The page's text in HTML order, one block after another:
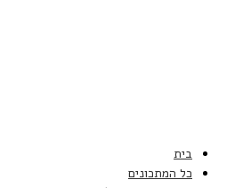
בית
כל המתכונים